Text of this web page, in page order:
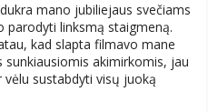
mano jubiliejaus svečiams
parodyti linksmą staigmeną.
kad slapta filmavo mane
sunkiausiomis akimirkomis, jau
vėlu sustabdyti visų juoką